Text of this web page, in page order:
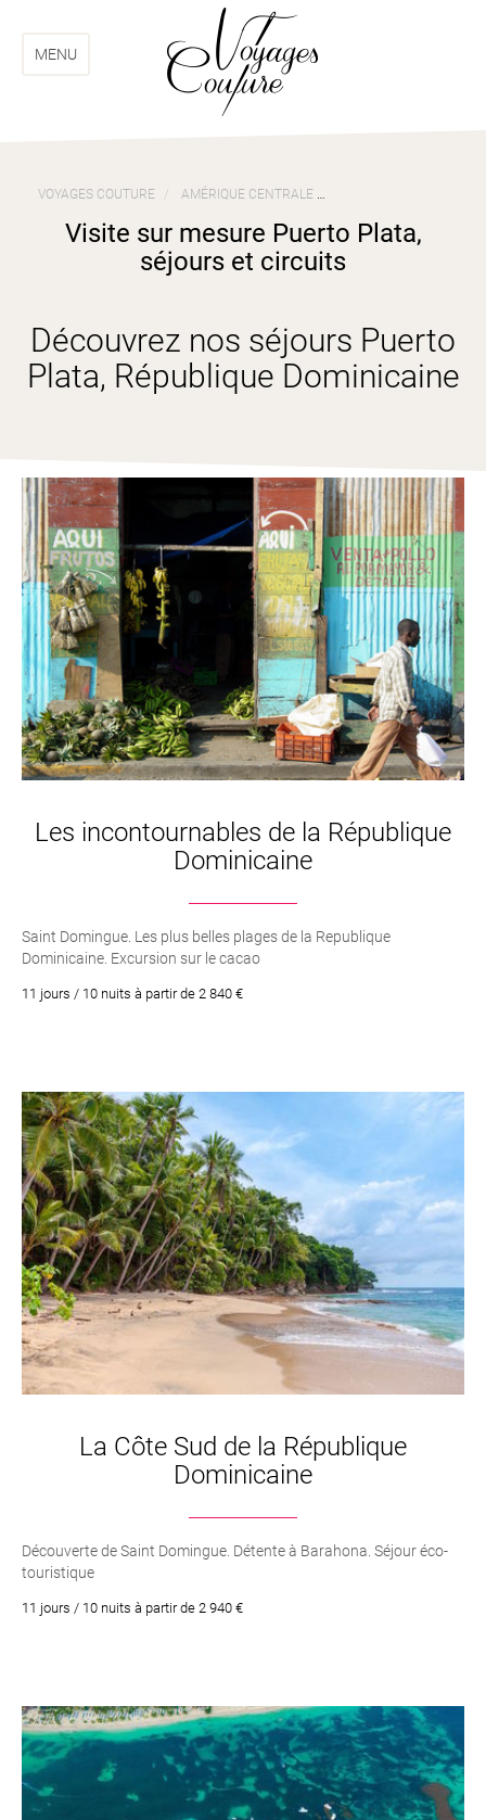
menu
contenuMENU
VOYAGES COUTURE AMÉRIQUE CENTRALE
Visite sur mesure Puerto Plata,
séjours et circuits
Découvrez nos séjours Puerto
Plata, République Dominicaine
Les incontournables de la République
Dominicaine
Saint Domingue. Les plus belles plages de la Republique
Dominicaine. Excursion sur le cacao
11 jours / 10 nuits à partir de 2 840 €
La Côte Sud de la République
Dominicaine
Découverte de Saint Domingue. Détente à Barahona. Séjour éco-
touristique
11 jours / 10 nuits à partir de 2 940 €